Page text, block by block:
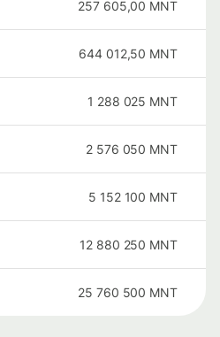
257 605,00 MNT
644 012,50 MNT
1 288 025 MNT
2 576 050 MNT
5 152 100 MNT
12 880 250 MNT
25 760 500 MNT